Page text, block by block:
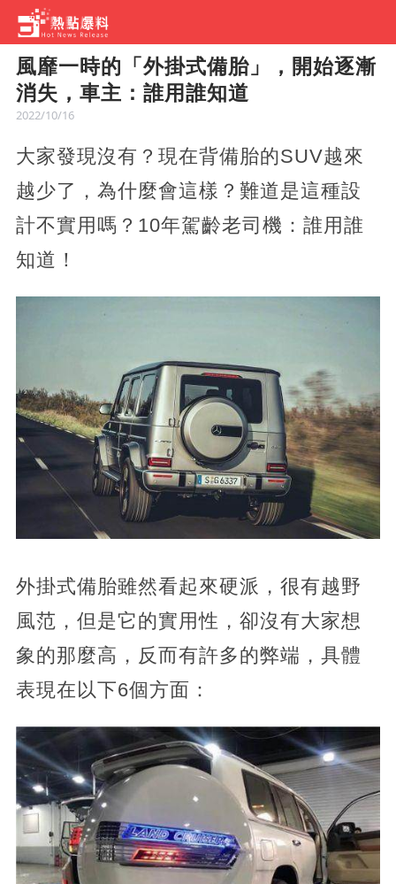
風靡一時的「外掛式備胎」，開始逐漸
消失，車主：誰用誰知道
2022/10/16
大家發現沒有？現在背備胎的SUV越來
越少了，為什麼會這樣？難道是這種設
計不實用嗎？10年駕齡老司機：誰用誰
知道！
外掛式備胎雖然看起來硬派，很有越野
風范，但是它的實用性，卻沒有大家想
象的那麼高，反而有許多的弊端，具體
表現在以下6個方面：